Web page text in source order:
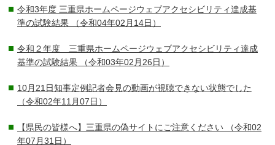
令和3年度 三重県ホームページウェブアクセシビリティ達成基
準の試験結果 （令和04年02月14日）
令和２年度 三重県ホームページウェブアクセシビリティ達成
基準の試験結果 （令和03年02月26日）
10月21日知事定例記者会見の動画が視聴できない状態でした
（令和02年11月07日）
【県民の皆様へ】三重県の偽サイトにご注意ください （令和02
年07月31日）